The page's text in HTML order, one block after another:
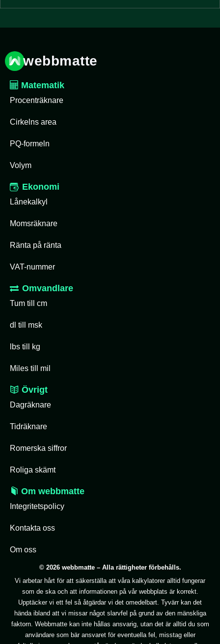
webbmatte
Matematik
Procenträknare
Cirkelns area
PQ-formeln
Volym
Ekonomi
Lånekalkyl
Momsräknare
Ränta på ränta
VAT-nummer
Omvandlare
Tum till cm
dl till msk
lbs till kg
Miles till mil
Övrigt
Dagräknare
Tidräknare
Romerska siffror
Roliga skämt
Om webbmatte
Integritetspolicy
Kontakta oss
Om oss
© 2026 webbmatte – Alla rättigheter förbehålls.
Vi arbetar hårt för att säkerställa att våra kalkylatorer alltid fungerar
som de ska och att informationen på vår webbplats är korrekt.
Upptäcker vi ett fel så åtgärdar vi det omedelbart. Tyvärr kan det
hända ibland att vi missar något slarvfel på grund av den mänskliga
faktorn. Webbmatte kan inte hållas ansvarig, utan det är alltid du som
användare som bär ansvaret för eventuella fel, misstag eller